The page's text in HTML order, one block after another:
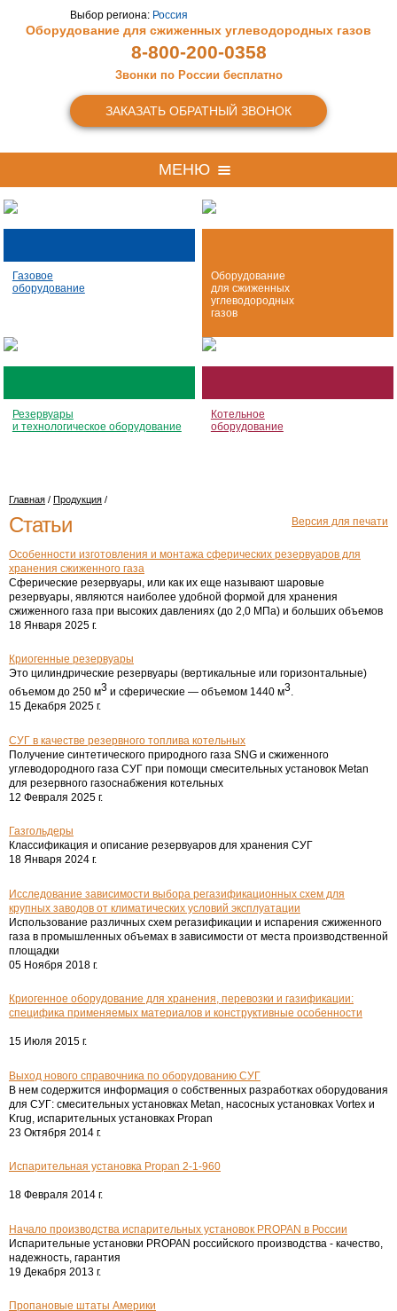
Выбор региона: Россия
Оборудование для сжиженных углеводородных газов
8-800-200-0358
Звонки по России бесплатно
ЗАКАЗАТЬ ОБРАТНЫЙ ЗВОНОК
МЕНЮ
Газовое
оборудование
Оборудование
для сжиженных
углеводородных
газов
Резервуары
и технологическое оборудование
Котельное
оборудование
Главная / Продукция /
Версия для печати
Статьи
Особенности изготовления и монтажа сферических резервуаров для
хранения сжиженного газа
Сферические резервуары, или как их еще называют шаровые
резервуары, являются наиболее удобной формой для хранения
сжиженного газа при высоких давлениях (до 2,0 МПа) и больших объемов
18 Января 2025 г.
Криогенные резервуары
Это цилиндрические резервуары (вертикальные или горизонтальные)
объемом до 250 м3 и сферические ― объемом 1440 м3.
15 Декабря 2025 г.
СУГ в качестве резервного топлива котельных
Получение синтетического природного газа SNG и сжиженного
углеводородного газа СУГ при помощи смесительных установок Metan
для резервного газоснабжения котельных
12 Февраля 2025 г.
Газгольдеры
Классификация и описание резервуаров для хранения СУГ
18 Января 2024 г.
Исследование зависимости выбора регазификационных схем для
крупных заводов от климатических условий эксплуатации
Использование различных схем регазификации и испарения сжиженного
газа в промышленных объемах в зависимости от места производственной
площадки
05 Ноября 2018 г.
Криогенное оборудование для хранения, перевозки и газификации:
специфика применяемых материалов и конструктивные особенности
15 Июля 2015 г.
Выход нового справочника по оборудованию СУГ
В нем содержится информация о собственных разработках оборудования
для СУГ: смесительных установках Metan, насосных установках Vortex и
Krug, испарительных установках Propan
23 Октября 2014 г.
Испарительная установка Propan 2-1-960
18 Февраля 2014 г.
Начало производства испарительных установок PROPAN в России
Испарительные установки PROPAN российского производства - качество,
надежность, гарантия
19 Декабря 2013 г.
Пропановые штаты Америки